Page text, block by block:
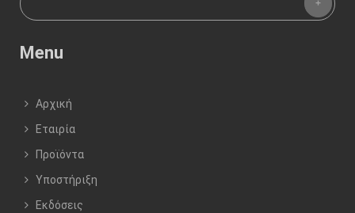
Menu
Αρχική
Εταιρία
Προϊόντα
Υποστήριξη
Εκδόσεις